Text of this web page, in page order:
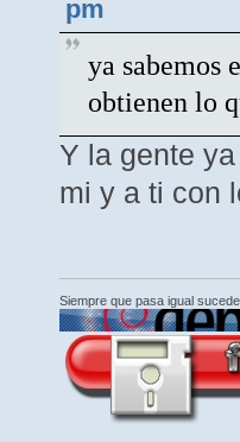
pm
ya sabemos
obtienen lo
Y la gente
mi y a ti con
Siempre que pasa igual